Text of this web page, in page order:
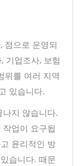
점으로 운영되
기업조사, 보험
위를 여러 지역
있습니다.
지 않습니다.
업이 요구됩
윤리적인 방
습니다. 때문